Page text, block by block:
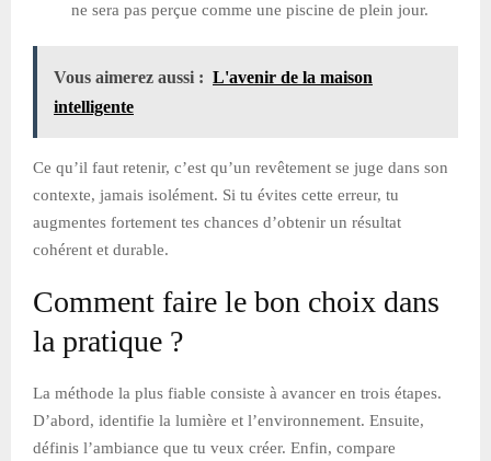
ne sera pas perçue comme une piscine de plein jour.
Vous aimerez aussi : L'avenir de la maison
intelligente
Ce qu’il faut retenir, c’est qu’un revêtement se juge dans son
contexte, jamais isolément. Si tu évites cette erreur, tu
augmentes fortement tes chances d’obtenir un résultat
cohérent et durable.
Comment faire le bon choix dans
la pratique ?
La méthode la plus fiable consiste à avancer en trois étapes.
D’abord, identifie la lumière et l’environnement. Ensuite,
définis l’ambiance que tu veux créer. Enfin, compare